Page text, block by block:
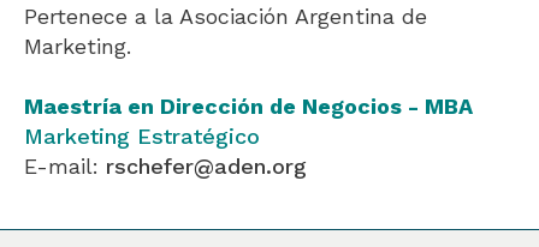
Pertenece a la Asociación Argentina de
Marketing.
Maestría en Dirección de Negocios - MBA
Marketing Estratégico
E-mail: rschefer@aden.org